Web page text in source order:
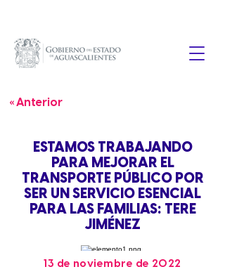
« Anterior
ESTAMOS TRABAJANDO
PARA MEJORAR EL
TRANSPORTE PÚBLICO POR
SER UN SERVICIO ESENCIAL
PARA LAS FAMILIAS: TERE
JIMÉNEZ
13 de noviembre de 2022